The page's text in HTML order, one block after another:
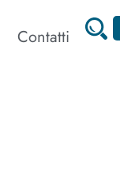
Contatti